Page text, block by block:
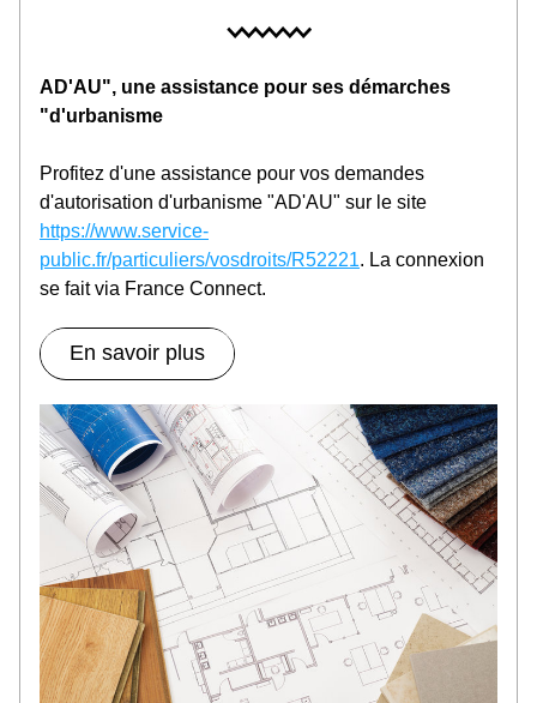
AD'AU", une assistance pour ses démarches
"d'urbanisme
Profitez d'une assistance pour vos demandes
d'autorisation d'urbanisme "AD'AU" sur le site
https://www.service-
public.fr/particuliers/vosdroits/R52221. La connexion
se fait via France Connect.
En savoir plus